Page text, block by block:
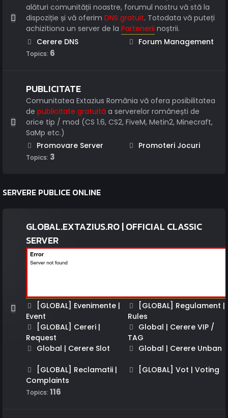
alături comunității noastre, forumul nostru vă stă la
dispoziție și vă oferim DNS gratuit. Totodata vă puteți
achizitiona un server de la Partenerii noștrii.
Cerere DNS
Forum Management
Topics: 6
PUBLICITATE
Comunitatea Extazius România vă ofera posibilitatea
de publicitate gratuită a serverelor românești de
orice tip / mod (CS 1.6, CS2, FiveM, Metin2, Minecraft,
SaMp etc.)
Promovare Server
Promoteri Jocuri
Topics: 3
SERVERE PUBLICE ONLINE
GLOBAL.EXTAZIUS.RO | OFFICIAL CLASSIC
SERVER
[GLOBAL] Evenimente |
Event
[GLOBAL] Regulament |
Rules
[GLOBAL] Cereri |
Request
Global | Cerere VIP /
TAG
Global | Cerere Slot
Global | Cerere Unban
[GLOBAL] Reclamatii |
Complaints
[GLOBAL] Vot | Voting
Topics: 116